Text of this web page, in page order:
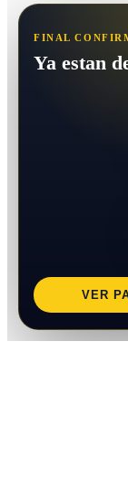
FINAL
Ya estan
VER